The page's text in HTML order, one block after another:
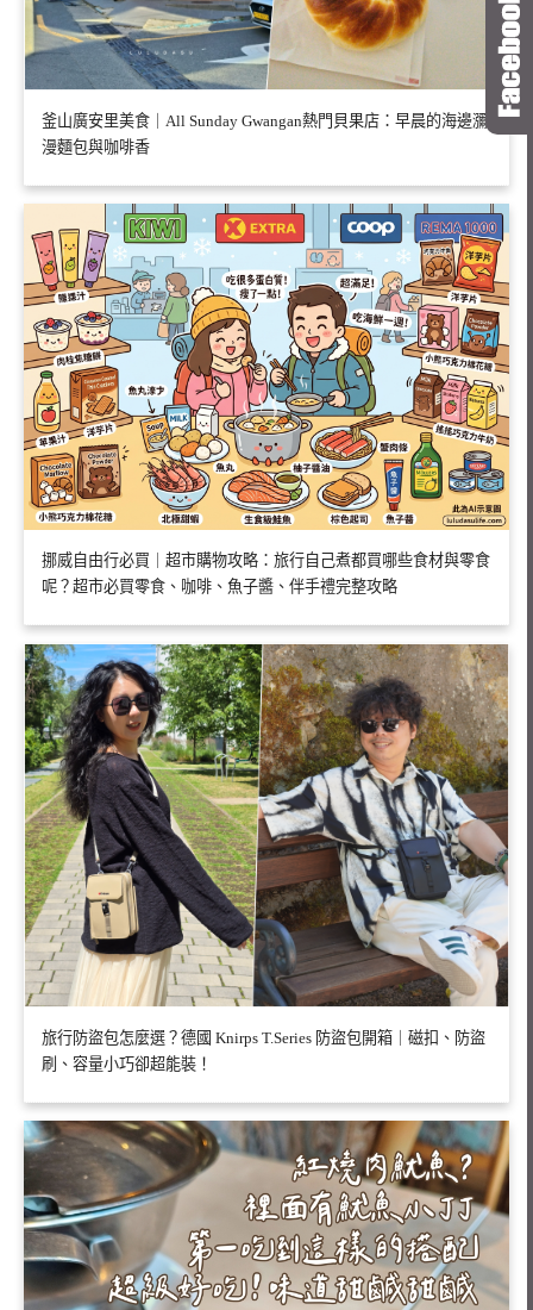
釜山廣安里美食｜All Sunday Gwangan熱門貝果店：早晨的海邊瀰
漫麵包與咖啡香
挪威自由行必買｜超市購物攻略：旅行自己煮都買哪些食材與零食
呢？超市必買零食、咖啡、魚子醬、伴手禮完整攻略
旅行防盜包怎麼選？德國 Knirps T.Series 防盜包開箱｜磁扣、防盜
刷、容量小巧卻超能裝！